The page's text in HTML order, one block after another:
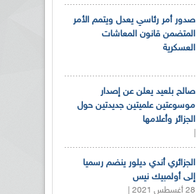
صدور أمر رئاسي يعدل ويتمم الأمر
المتضمن قانون المعاشات
العسكرية
صالح بلعيد يعلن عن إصدار
موسوعتين علميتين جديدتين حول
الجزائر وأعلامها
الجزائري أندي ديلور ينضم رسميا
إلى أولمبيك نيس
28 أغسطس 2021 |